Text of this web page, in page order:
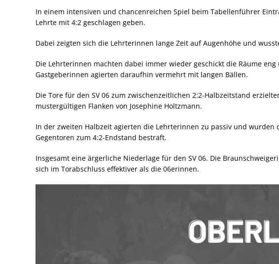
In einem intensiven und chancenreichen Spiel beim Tabellenführer
Lehrte mit 4:2 geschlagen geben.
Dabei zeigten sich die Lehrterinnen lange Zeit auf Augenhöhe und
Die Lehrterinnen machten dabei immer wieder geschickt die Räume
Gastgeberinnen agierten daraufhin vermehrt mit langen Bällen.
Die Tore für den SV 06 zum zwischenzeitlichen 2:2-Halbzeitstand
mustergültigen Flanken von Josephine Holtzmann.
In der zweiten Halbzeit agierten die Lehrterinnen zu passiv und
Gegentoren zum 4:2-Endstand bestraft.
Insgesamt eine ärgerliche Niederlage für den SV 06. Die
sich im Torabschluss effektiver als die 06erinnen.